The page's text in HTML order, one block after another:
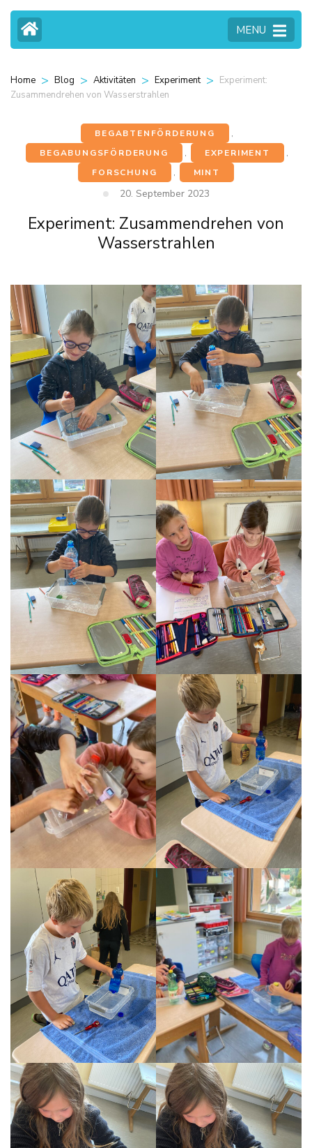
MENU
Home > Blog > Aktivitäten > Experiment > Experiment:
Zusammendrehen von Wasserstrahlen
BEGABTENFÖRDERUNG
,
BEGABUNGSFÖRDERUNG
, EXPERIMENT
,
FORSCHUNG
, MINT
20. September 2023
Experiment: Zusammendrehen von
Wasserstrahlen